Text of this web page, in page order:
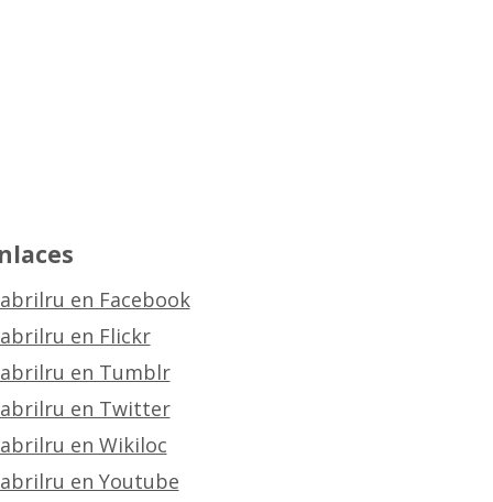
en Facebook
en Flickr
en Tumblr
en Twitter
en Wikiloc
en Youtube